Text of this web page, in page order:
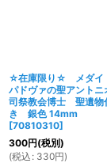
☆在庫限り☆ メダイ
パドヴァの聖アントニ
司祭教会博士 聖遺物
き 銀色 14mm
[70810310]
300円(税別)
(税込 : 330円)